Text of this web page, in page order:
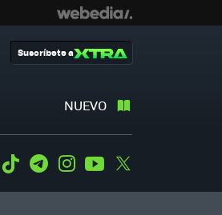
NUEVO
Suscríbete a
WhatsApp
Tiktok TelegramInstagramYoutube